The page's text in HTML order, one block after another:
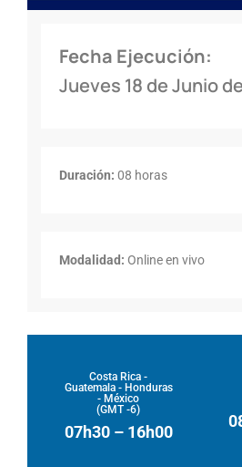
Fecha Ejecución:
Jueves 18 de Junio
Duración: 08 horas
Modalidad: Online en vivo
Costa Rica -
Guatemala - Honduras
- México
(GMT -6)
07h30 – 16h00